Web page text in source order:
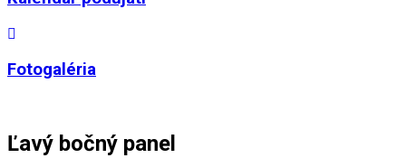
Fotogaléria
Ľavý bočný panel